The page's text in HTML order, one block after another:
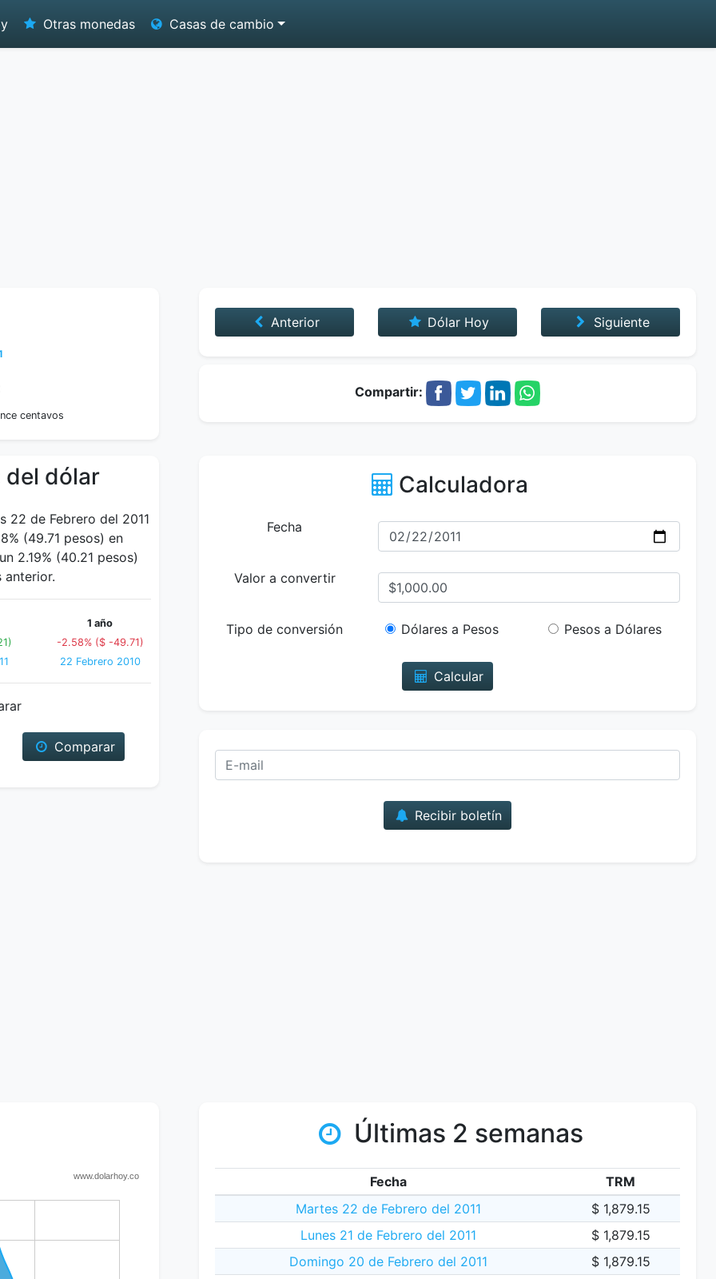
Otras monedas Casas de cambio
centavos
Anterior Dólar Hoy Siguiente
Compartir:
del dólar
22 de Febrero del 2011
(49.71 pesos) en
2.19% (40.21 pesos)
anterior.
1 año
-2.58% ($ -49.71)
22 Febrero 2010
Comparar
Calculadora
Fecha
Valor a convertir
Tipo de conversión Dólares a Pesos Pesos a Dólares
Calcular
Recibir boletín
Últimas 2 semanas
Fecha
TRM
Martes 22 de Febrero del 2011
$ 1,879.15
Lunes 21 de Febrero del 2011
$ 1,879.15
Domingo 20 de Febrero del 2011
$ 1,879.15